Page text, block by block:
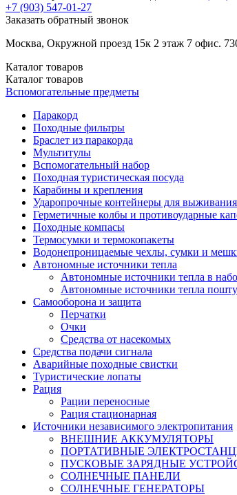
+7 (903) 547-01-27
Заказать обратный звонок
Москва, Окружной проезд 15к 2 этаж 7 офис.
Каталог товаров
Каталог товаров
Вспомогательные предметы
Паракорд
Походные фильтры
Браслет из паракорда
Мультитулы
Вспомогательный набор
Походная туристическая посуда
Карабины и крепления
Ударопрочные контейнеры для выживания
Герметичные колбы и противоударные
Походные компасы
Термосумки и термокопакеты
Водонепроницаемые чехлы, сумки и
Автономные источники тепла
Автономные источники тепла в
Автономные источники тепла
Самооборона и защита
Перчатки
Очки
Средства от насекомых
Средства подачи сигнала
Аварийные походные свистки
Туристические лопаты
Рация
Рации переносные
Рация стационарная
Источники независимого электропитания
ВНЕШНИЕ АККУМУЛЯТОРЫ
ПОРТАТИВНЫЕ
ПУСКОВЫЕ ЗАРЯДНЫЕ
СОЛНЕЧНЫЕ ПАНЕЛИ
СОЛНЕЧНЫЕ ГЕНЕРАТОРЫ